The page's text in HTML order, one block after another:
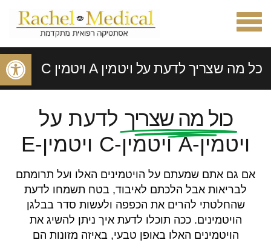
פתח
תפריט
כל מה שצריך לדעת על ויטמין A ויטמין C
ויטמין E
ראשי » מאמרים וטיפים כל מה שצריך לדעת על ויטמין A ויטמין C ויטמין
כול מה שצריך לדעת על
ויטמין-A ויטמין-C ויטמין-E
אם גם אתם שמעתם על הויטמינים האלו ועל תרומתם
לבריאות אבל הלכתם לאיבוד, בטח תשמחו לדעת
שהחלטתי להרים את הכפפה ולעשות סדר בבלגן
הויטמינים. ככה תוכלו לדעת איך ניתן להשיג את
הויטמינים האלו באופן טבעי, באיזה מזונות הם